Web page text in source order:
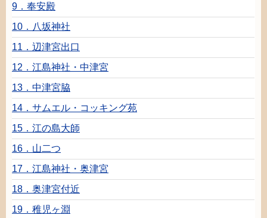
9． 奉安殿
10． 八坂神社
11． 辺津宮出口
12． 江島神社 ・ 中津宮
13． 中津宮脇
14．サムエル ・ コッキング苑
15． 江の島大師
16． 山二つ
17． 江島神社 ・ 奥津宮
18． 奥津宮付近
19． 稚児 ヶ淵